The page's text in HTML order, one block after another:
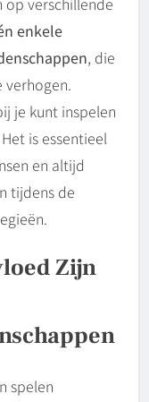
enkele
, die
je kunt inspelen
is essentieel
en altijd
tijdens de
Zijn
spelen